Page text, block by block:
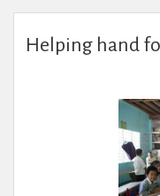
Helping hand